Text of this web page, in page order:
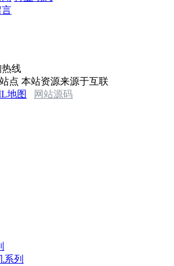
言
热线
点 本站资源来源于互联
地图 网站源码
系列